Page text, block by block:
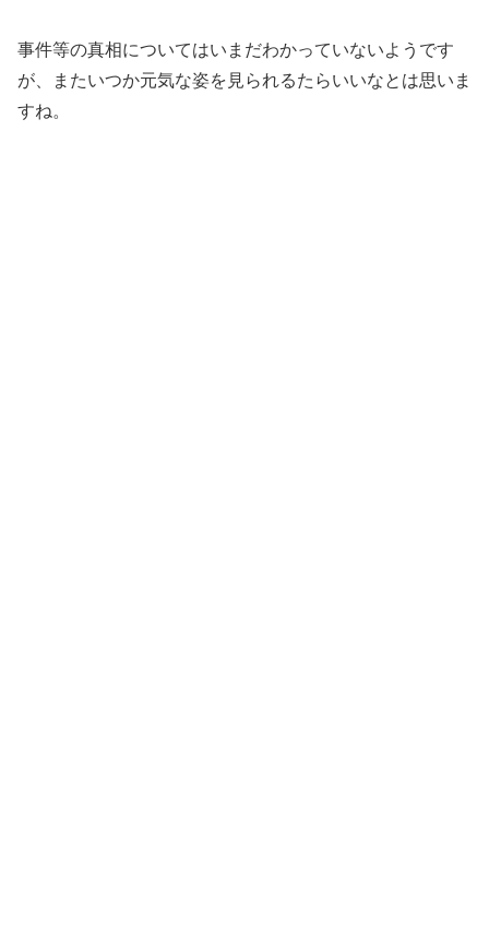
事件等の真相についてはいまだわかっていないようです
が、
またいつか元気な姿を見られるたらいいなとは思いま
すね。